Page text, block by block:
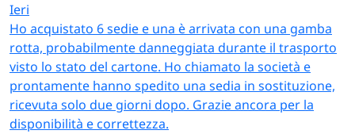
Ieri
Ho acquistato 6 sedie e una è arrivata con una gamba
rotta, probabilmente danneggiata durante il trasporto
visto lo stato del cartone. Ho chiamato la società e
prontamente hanno spedito una sedia in sostituzione,
ricevuta solo due giorni dopo. Grazie ancora per la
disponibilità e correttezza.